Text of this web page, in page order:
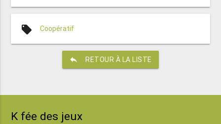
local_offer Coopératif
reply RETOUR À LA LISTE
K fée des jeux